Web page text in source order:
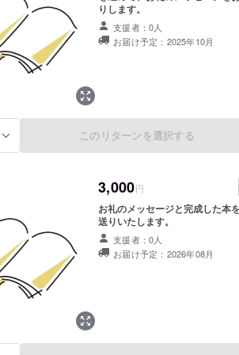
りします。
支援者：0人
お届け予定：2025年10月
このリターンを選択する
3,000円
お礼のメッセージと完成した本
送りいたします。
支援者：0人
お届け予定：2026年08月